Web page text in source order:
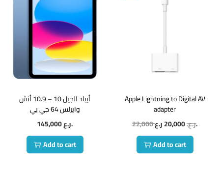
أيباد الجيل 10 – 10.9 أنش
وايرلس 64 جي بي
145,000
ر.ع.
Add to cart
Apple Lightning to Digital AV
adapter
22,000
ر.ع.20,000
ر.ع.
Add to cart